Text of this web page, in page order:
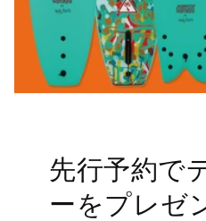
先行予約で
ーをプレゼ